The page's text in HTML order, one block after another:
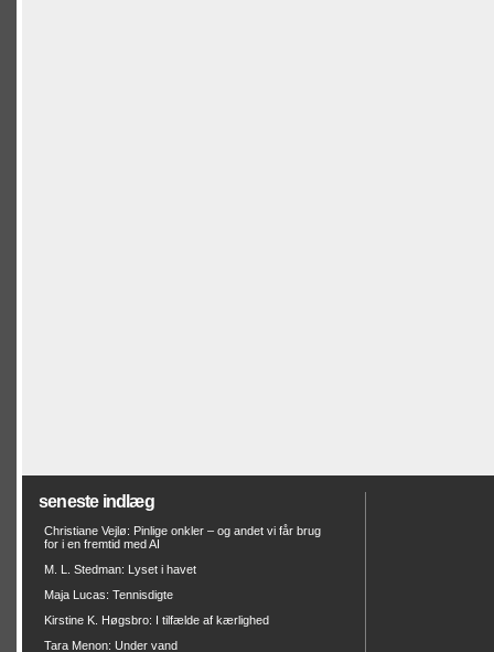
seneste indlæg
Christiane Vejlø: Pinlige onkler – og andet vi får brug
for i en fremtid med AI
M. L. Stedman: Lyset i havet
Maja Lucas: Tennisdigte
Kirstine K. Høgsbro: I tilfælde af kærlighed
Tara Menon: Under vand